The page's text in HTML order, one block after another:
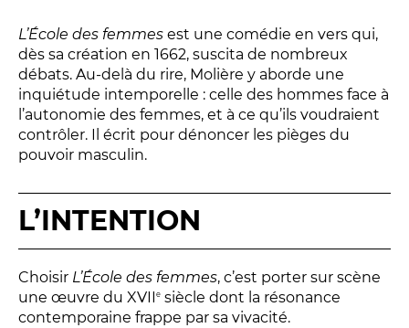
Entre amis, entre collègues
Acteur des secteurs social,
médical et judiciaire
En situation de handicap
PRATIQUEZ...
Nissa Slam
Le Lab'Oratoire[cours d’oralité]
À Voix haute ·cours [8-14 ans]
L’École des femmes est une comédie en vers qui,
dès sa création en 1662, suscita de nombreux
débats. Au-delà du rire, Molière y aborde une
inquiétude intemporelle : celle des hommes face à
l’autonomie des femmes, et à ce qu’ils voudraient
contrôler. Il écrit pour dénoncer les pièges du
pouvoir masculin.
L’INTENTION
Choisir L’École des femmes, c’est porter sur scène
une œuvre du XVII
e siècle dont la résonance
contemporaine frappe par sa vivacité.